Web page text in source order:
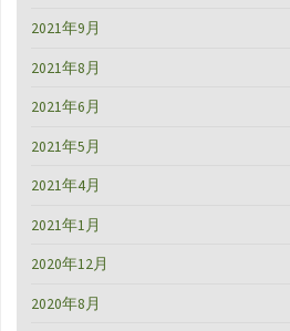
2021年9月
2021年8月
2021年6月
2021年5月
2021年4月
2021年1月
2020年12月
2020年8月